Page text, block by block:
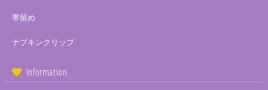
帯留め
ナプキンクリップ
Information